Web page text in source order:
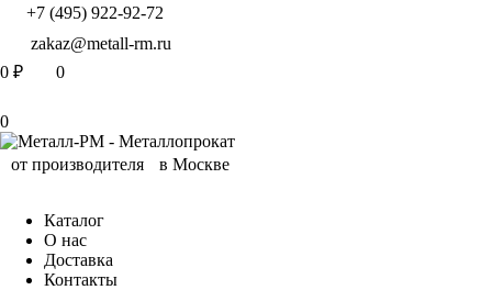
+7 (495) 922-92-72
zakaz@metall-rm.ru
0 ₽ 0
0
Каталог
О нас
Доставка
Контакты